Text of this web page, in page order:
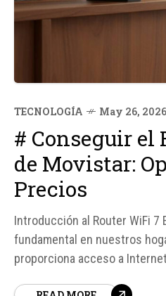
TECNOLOGÍA May 26, 2026
# Conseguir el
de Movistar:
Precios
Introducción al Router WiFi
fundamental en nuestros
proporciona acceso a